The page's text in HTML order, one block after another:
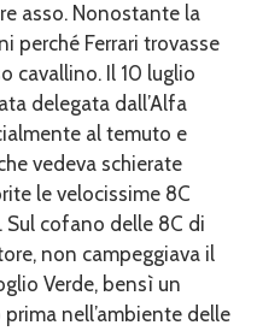
asso. Nonostante la
perché Ferrari trovasse
cavallino. Il 10 luglio
delegata dall’Alfa
al temuto e
vedeva schierate
le velocissime 8C
cofano delle 8C di
non campeggiava il
Verde, bensì un
nell’ambiente delle